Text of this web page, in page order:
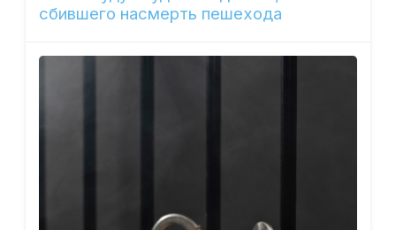
сбившего насмерть пешехода